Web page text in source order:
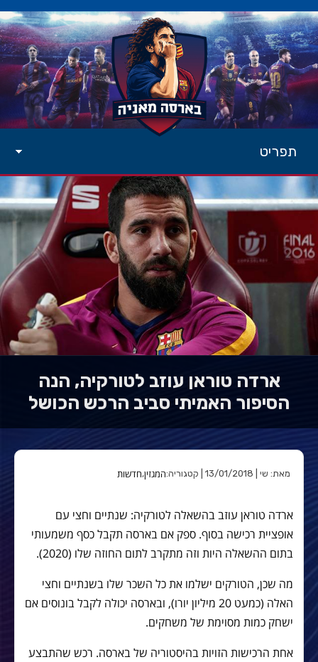
תפריט
ארדה טוראן עוזב לטורקיה, הנה
הסיפור האמיתי סביב הרכש הכושל
מאת: שי | 13/01/2018 | קטגוריה: המגזין,חדשות
ארדה טוראן עוזב בהשאלה לטורקיה: שנתיים וחצי עם
אופציית רכישה בסוף. ספק אם בארסה תקבל כסף משמעותי
בתום ההשאלה היות וזה מתקרב לתום החוזה שלו (2020).
מה שכן, הטורקים ישלמו את כל השכר שלו בשנתיים וחצי
האלה (כמעט 20 מיליון יורו), ובארסה יכולה לקבל בונוסים אם
ישחק כמות מסוימת של משחקים.
אחת הרכישות הזויות בהיסטוריה של בארסה. רכש שהתבצע